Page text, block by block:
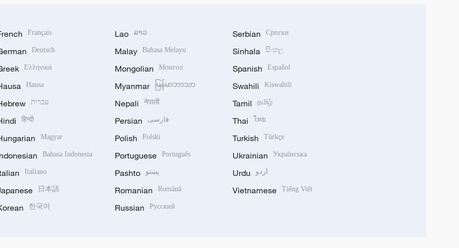
Français
Deutsch
Ελληνικά
Hausa
עברית
हिन्दी
Magyar
Bahasa Indonesia
Italiano
日本語
한국어
Lao ລາວ
Malay Bahasa Melayu
Mongolian Монгол
Myanmar မြန်မာဘာသာ
Nepali नेपाली
Persian فارسی
Polish Polski
Portuguese Português
Pashto پښتو
Romanian Română
Russian Русский
Serbian Српски
Sinhala සිංහල
Spanish Español
Swahili Kiswahili
Tamil தமிழ்
Thai ไทย
Turkish Türkçe
Ukrainian Українська
Urdu اردو
Vietnamese Tiếng Việt